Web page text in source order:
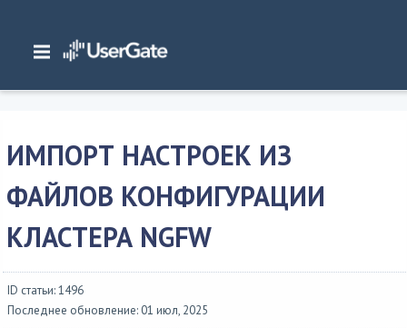
Главная/ Документация/Общие сведения
Экспорт и импорт настроек
ИМПОРТ НАСТРОЕК ИЗ
ФАЙЛОВ КОНФИГУРАЦИИ
КЛАСТЕРА NGFW
ID статьи: 1496
Последнее обновление: 01 июл, 2025